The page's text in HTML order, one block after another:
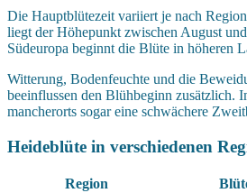
Die Hauptblütezeit variiert je nach
liegt der Höhepunkt zwischen August
Südeuropa beginnt die Blüte in höheren
Witterung, Bodenfeuchte und die
beeinflussen den Blühbeginn zusätzlich.
mancherorts sogar eine schwächere
Heideblüte in verschiedenen
Region